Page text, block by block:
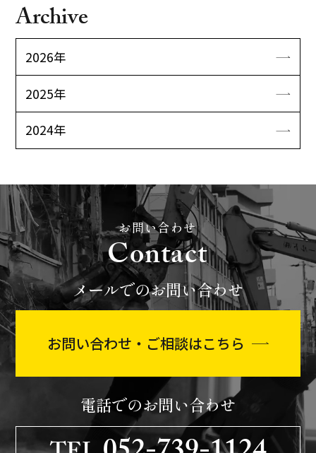
Archive
2026年
2025年
2024年
お問い合わせ
Contact
メールでのお問い合わせ
お問い合わせ・ご相談はこちら
電話でのお問い合わせ